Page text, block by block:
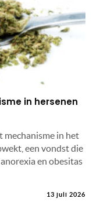
in hersenen
mechanisme in het
een vondst die
en obesitas
13 juli 2026